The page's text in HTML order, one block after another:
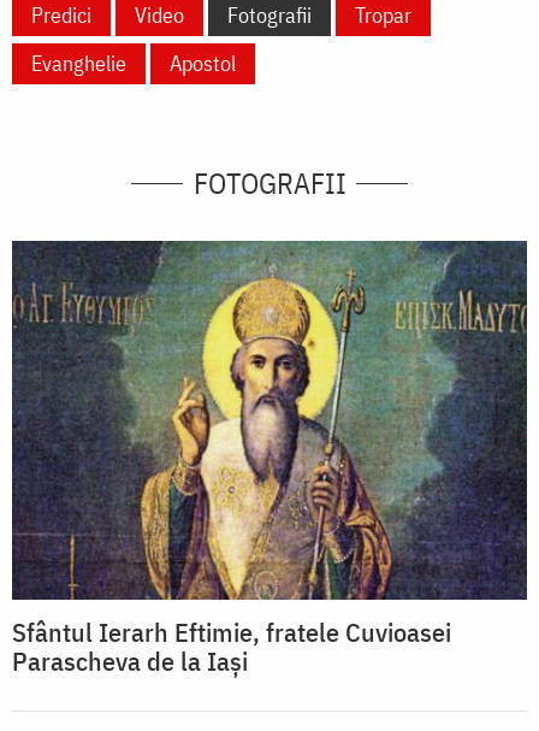
Predici
Video Fotografii
Tropar
Evanghelie
Apostol
FOTOGRAFII
Sfântul Ierarh Eftimie, fratele Cuvioasei
Parascheva de la Iași